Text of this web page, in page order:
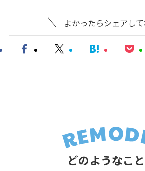
よかったらシェアして
どのようなこ